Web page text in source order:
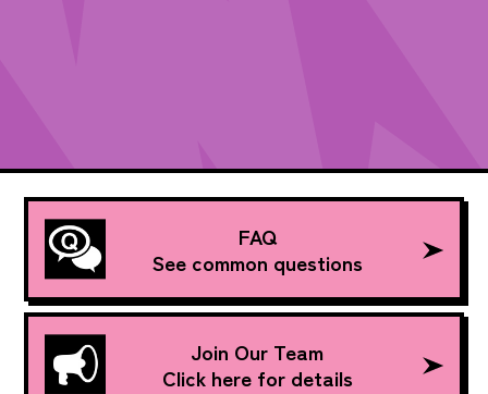
FAQ
See common questions
Join Our Team
Click here for details